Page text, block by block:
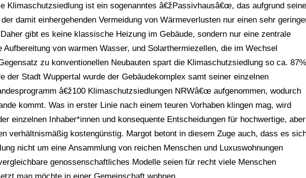
Klimaschutzsiedlung ist ein sogenanntes â€žPassivhausâ€œ, das aufgrund
damit einhergehenden Vermeidung von Wärmeverlusten nur einen sehr
gibt es keine klassische Heizung im Gebäude, sondern nur eine zentrale
Aufbereitung von warmen Wasser, und Solarthermiezellen, die im Wechsel
zu konventionellen Neubauten spart die Klimaschutzsiedlung so ca. 87%
der Stadt Wuppertal wurde der Gebäudekomplex samt seiner einzelnen
â€ž100 Klimaschutzsiedlungen NRWâ€œ aufgenommen, wodurch
kommt. Was in erster Linie nach einem teuren Vorhaben klingen mag, wird
einzelnen Inhaber*innen und konsequente Entscheidungen für hochwertige, aber
verhältnismäßig kostengünstig. Margot betont in diesem Zuge auch, dass es
nicht um eine Ansammlung von reichen Menschen und Luxuswohnungen
genossenschaftliches Modelle seien für recht viele Menschen